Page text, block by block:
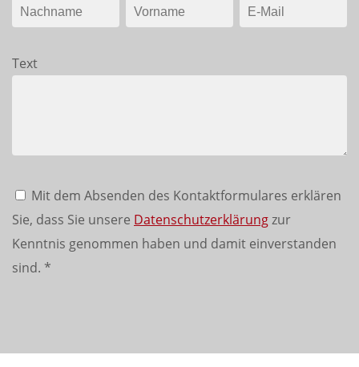
Text
Mit dem Absenden des Kontaktformulares erklären
Sie, dass Sie unsere Datenschutzerklärungzur
Kenntnis genommen haben und damit einverstanden
sind. *